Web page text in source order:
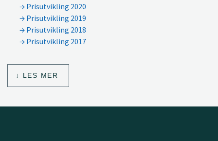
Prisutvikling 2020
Prisutvikling 2019
Prisutvikling 2018
Prisutvikling 2017
LES MER